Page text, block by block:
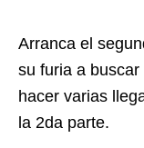
Arranca el
su furia a
hacer varias
la 2da parte.